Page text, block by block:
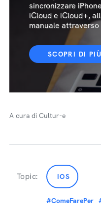
sincronizzare
iCloud e iCloud+,
manuale attraverso
SCOPRI DI PIÙ
A cura di Cultur-e
Topic: IOS
#ComeFarePer